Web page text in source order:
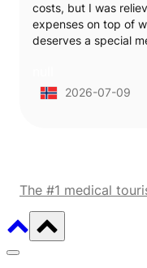
costs, but I was
expenses on top of
deserves a special
traditional2026-07-09
The #1 medical